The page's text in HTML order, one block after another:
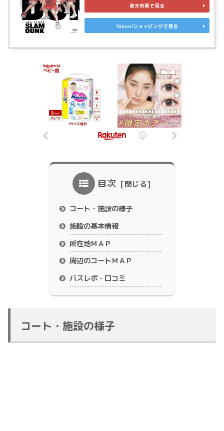
楽天市場で見る
Yahoo!ショッピングで見る
目次
コート・施設の様子
施設の基本情報
所在地ＭＡＰ
周辺のコートＭＡＰ
バスレポ・口コミ
コート・施設の様子